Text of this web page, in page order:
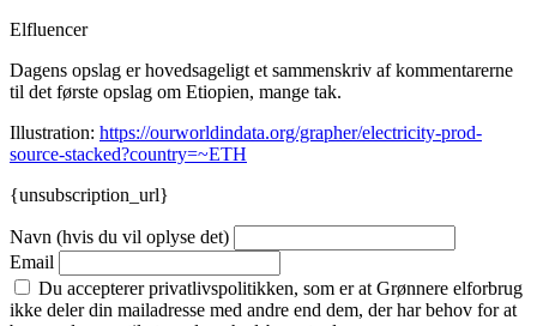
Elfluencer
Dagens opslag er hovedsageligt et sammenskriv af kommentarerne
til det første opslag om Etiopien, mange tak.
Illustration: https://ourworldindata.org/grapher/electricity-prod-
source-stacked?country=~ETH
{unsubscription_url}
Navn (hvis du vil oplyse det)
Email
Du accepterer privatlivspolitikken, som er at Grønnere elforbrug
ikke deler din mailadresse med andre end dem, der har behov for at